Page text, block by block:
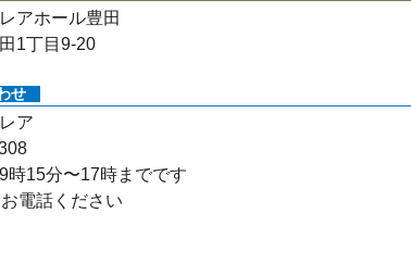
アホール豊田
1丁目9-20
せ
ア
時15分〜17時までです
電話ください